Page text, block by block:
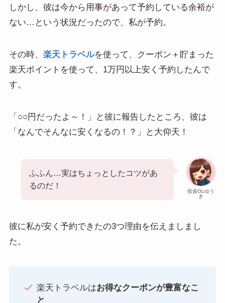
しかし、彼は今から用事があって予約している余裕が
ない…という状況だったので、私が予約。
その時、 楽天トラベルを使って、クーポン＋貯まった
楽天ポイントを使って、1万円以上安く予約したんで
す。
「○○円だったよ～！」と彼に報告したところ、彼は
「なんでそんなに安くなるの！？」と大仰天！
投資OLゆう
き
ふふん…実はちょっとしたコツがあ
るのだ！
彼に私が安く予約できたの3つ理由を伝えましまし
た。
楽天トラベルはお得なクーポンが豊富なこ
と